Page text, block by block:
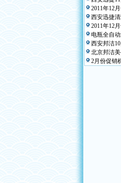
2011年12
西安迅捷
2011年12
电瓶全自
西安邦洁
北京邦洁
2月份促销